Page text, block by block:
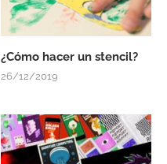
¿Cómo hacer un stencil?
26/12/2019